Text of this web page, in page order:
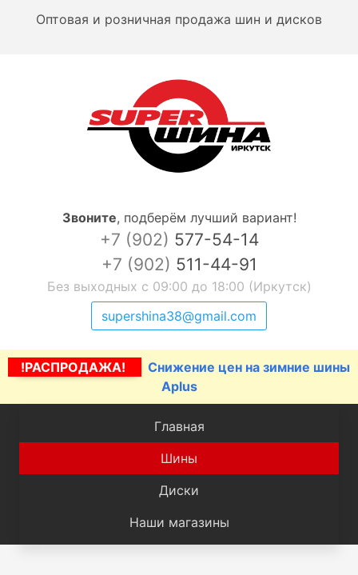
Оптовая и розничная продажа шин и дисков
Звоните, подберём лучший вариант!
+7 (902) 577-54-14
+7 (902) 511-44-91
Без выходных с 09:00 до 18:00 (Иркутск)
supershina38@gmail.com
!РАСПРОДАЖА!
Снижение цен на зимние шины
Aplus
Главная
Шины
Диски
Наши магазины